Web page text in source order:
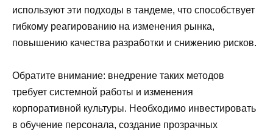
используют эти подходы в тандеме, что способствует
гибкому реагированию на изменения рынка,
повышению качества разработки и снижению рисков.
Обратите внимание: внедрение таких методов
требует системной работы и изменения
корпоративной культуры. Необходимо инвестировать
в обучение персонала, создание прозрачных